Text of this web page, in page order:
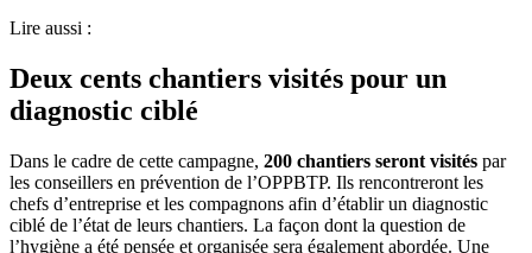
Lire aussi :
Deux cents chantiers visités pour un
diagnostic ciblé
Dans le cadre de cette campagne, 200 chantiers seront visités par
les conseillers en prévention de l’OPPBTP. Ils rencontreront les
chefs d’entreprise et les compagnons afin d’établir un diagnostic
ciblé de l’état de leurs chantiers. La façon dont la question de
l’hygiène a été pensée et organisée sera également abordée. Une